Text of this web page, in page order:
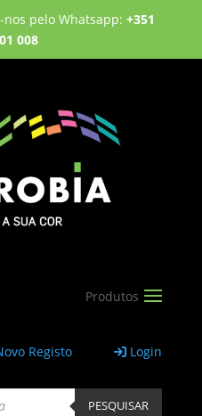
pelo Whatsapp: +351
008
Registo Login
PESQUISAR